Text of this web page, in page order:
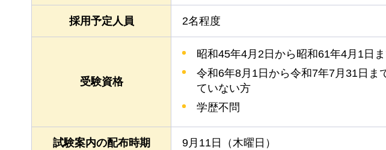
採用予定人員 2名程度
受験資格
昭和45年4月2日から昭和61年4月1日
令和6年8月1日から令和7年7月31日ま
ていない方
学歴不問
試験案内の配布時期 9月11日（木曜日）